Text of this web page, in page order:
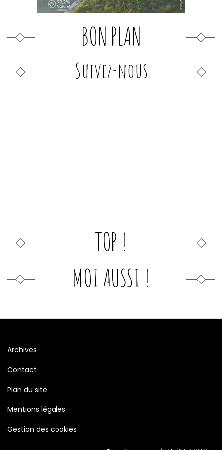
BON PLAN
Suivez-nous
TOP !
MOI AUSSI !
Archives
Contact
Plan du site
Mentions légales
Gestion des cookies